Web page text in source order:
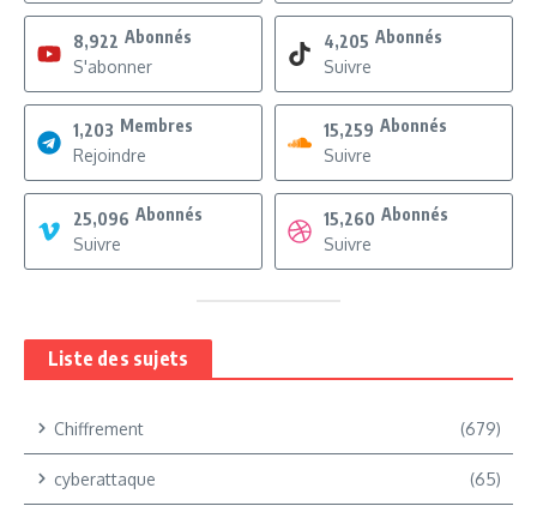
8,922 Abonnés
S'abonner
4,205 Abonnés
Suivre
1,203 Membres
Rejoindre
15,259 Abonnés
Suivre
25,096 Abonnés
Suivre
15,260 Abonnés
Suivre
Liste des sujets
Chiffrement (679)
cyberattaque (65)